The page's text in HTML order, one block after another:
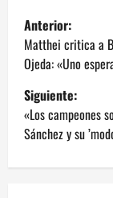
N
a
v
e
Anterior:
Matthei critica a
Ojeda: «Uno
Siguiente:
«Los campeones
Sánchez y su